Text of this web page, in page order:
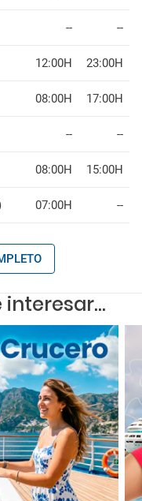
-- --
12:00H 23:00H
08:00H 17:00H
-- --
08:00H 15:00H
07:00H --